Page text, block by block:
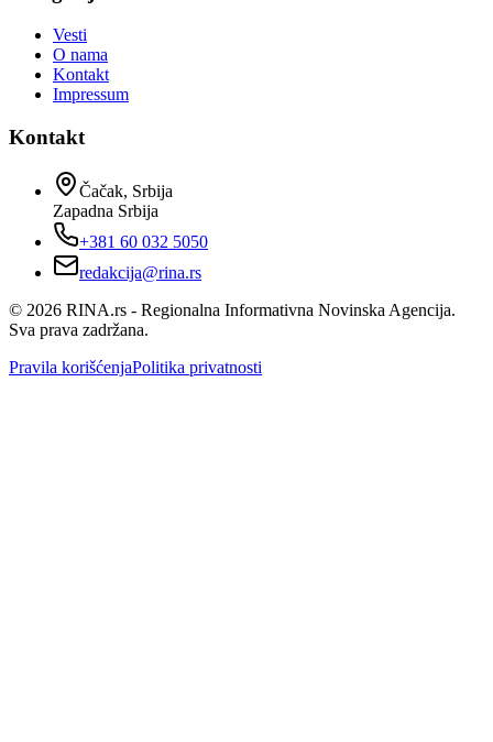
Vesti
O nama
Kontakt
Impressum
Kontakt
Čačak, Srbija
Zapadna Srbija
+381 60 032 5050
redakcija@rina.rs
© 2026 RINA.rs - Regionalna Informativna Novinska Agencija.
Sva prava zadržana.
Pravila korišćenjaPolitika privatnosti